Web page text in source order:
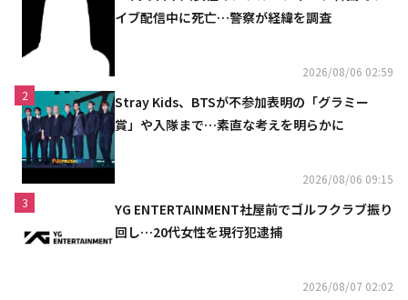
イブ配信中に死亡…警察が経緯を調査
2026/08/06 02:59
2
Stray Kids、BTSが不参加表明の「グラミー
賞」や入隊まで…素直な考えを明らかに
2026/08/06 09:15
3
YG ENTERTAINMENT社屋前でゴルフクラブ振り
回し…20代女性を現行犯逮捕
2026/08/07 02:02